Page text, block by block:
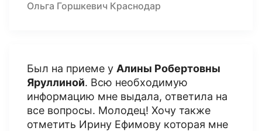
Ольга Горшкевич Краснодар
Был на приеме у Алины Робертовны
Яруллиной. Всю необходимую
информацию мне выдала, ответила на
все вопросы. Молодец! Хочу также
отметить Ирину Ефимову которая мне